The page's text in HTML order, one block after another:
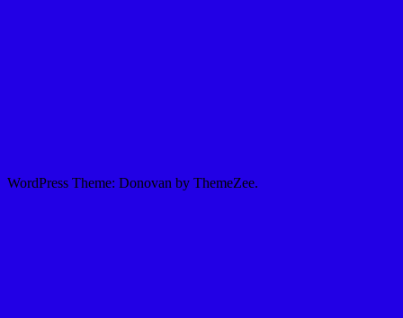
WordPress Theme: Donovan by ThemeZee.